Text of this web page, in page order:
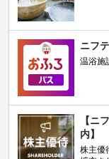
ニフ
温浴施
【ニ
内】
株主優